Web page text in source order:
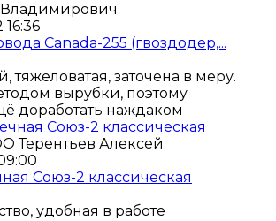
Владимирович
Canada-255 (гвоздодер,...
тяжеловатая, заточена в меру.
вырубки, поэтому
доработать наждаком
Терентьев Алексей
Союз-2 классическая
удобная в работе